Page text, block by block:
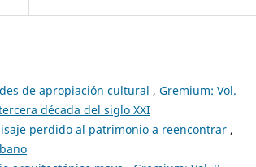
de apropiación cultural , Gremium: Vol.
década del siglo XXI
perdido al patrimonio a reencontrar ,